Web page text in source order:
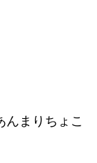
んまりちょこ